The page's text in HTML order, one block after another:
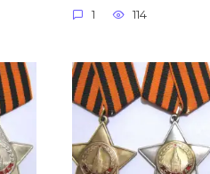
1 114